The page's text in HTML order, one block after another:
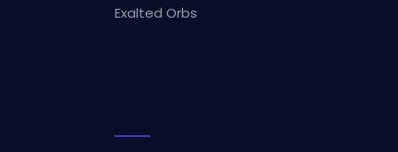
Exalted Orbs